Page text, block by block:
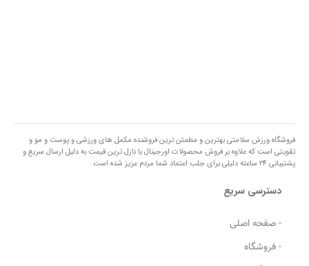
فروشگاه ورزش سلامتی بهترین و مطمئن ترین فروشنده مکمل های ورزشی و پوست و مو و
تقویتی است که علاوه بر فروش محصولات اورجینال با نازل ترین قیمت به دلیل ارسال سریع و
پشتیبانی 24 ساعته دلیلی برای جلب اعتماد شما مردم عزیز شده است.
دسترسی سریع
- صفحه اصلی
- فروشگاه